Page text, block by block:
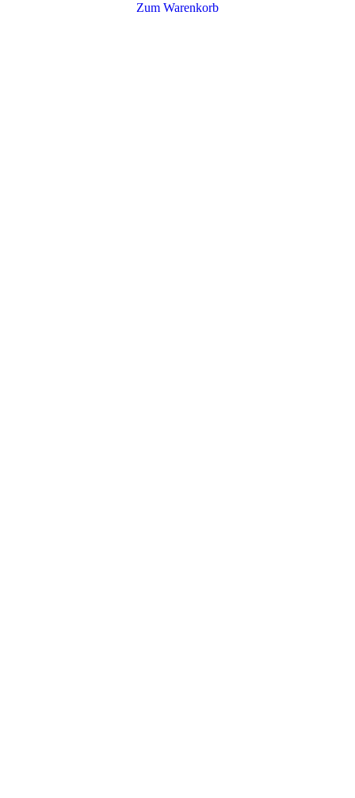
Zum Warenkorb